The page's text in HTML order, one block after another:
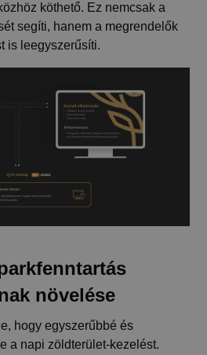
köthető. Ez nemcsak a
segíti, hanem a megrendelők
is leegyszerűsíti.
növelése
hogy egyszerűbbé és
a napi zöldterület-kezelést.